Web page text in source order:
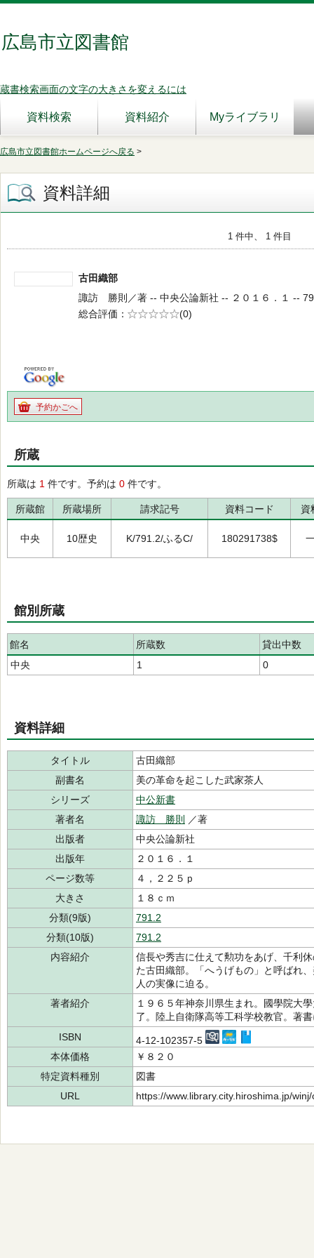
広島市立図書館
蔵書検索画面の文字の大きさを変えるには
資料検索 資料紹介 Myライブラリ
広島市立図書館ホームページへ戻る >
資料詳細
1 件中、 1 件目
古田織部
諏訪 勝則／著 -- 中央公論新社 -- ２０１６．１ --
総合評価
5段階評価
(0)
予約かごへ
所蔵
所蔵は 1 件です。予約は 0 件です。
所蔵館 所蔵場所 請求記号 資料コード 資
中央 10歴史 K/791.2/ふるC/ 180291738$
館別所蔵
館名 所蔵数
貸出中数
中央
1 0
資料詳細
タイトル
古田織部
副書名
美の革命を起こした武家茶人
シリーズ
中公新書
著者名
諏訪 勝則
／著
出版者
中央公論新社
出版年
２０１６．１
ページ数等
４，２２５ｐ
大きさ
１８ｃｍ
分類(9版)
791.2
分類(10版)
791.2
内容紹介
信長や秀吉に仕えて勲功をあげ、千利
た古田織部。「へうげもの」と呼ばれ
人の実像に迫る。
著者紹介
１９６５年神奈川県生まれ。國學院大
了。陸上自衛隊高等工科学校教官。著
ISBN
4-12-102357-5
本体価格
￥８２０
特定資料種別
図書
URL
https://www.library.city.hiroshima.jp/